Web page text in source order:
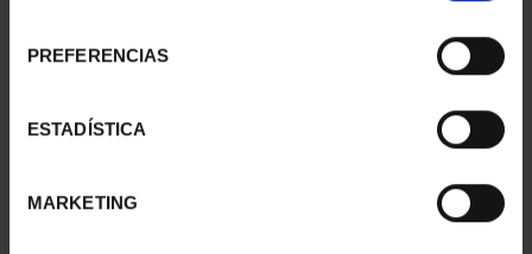
PREFERENCIAS
ESTADÍSTICA
MARKETING